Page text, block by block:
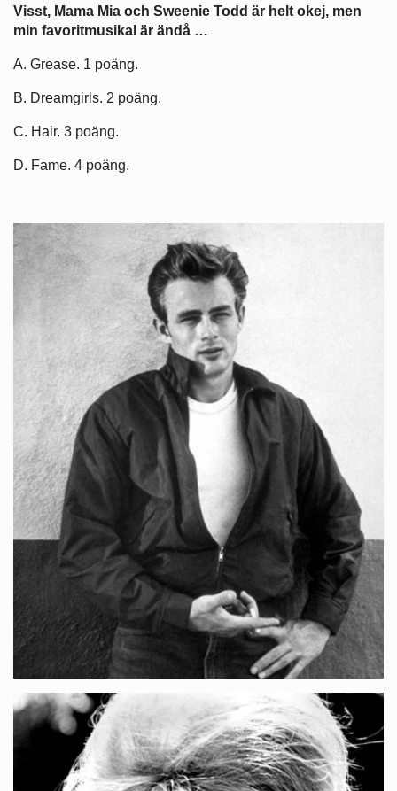
Visst, Mama Mia och Sweenie Todd är helt okej, men
min favoritmusikal är ändå …
A. Grease. 1 poäng.
B. Dreamgirls. 2 poäng.
C. Hair. 3 poäng.
D. Fame. 4 poäng.